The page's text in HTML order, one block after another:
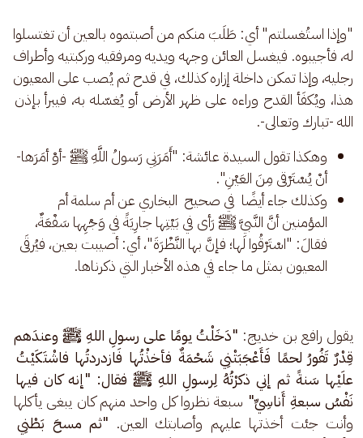
"وإذا استُغسلتم" أي: طَلَبَ منكم من أصبتموه بالعين أن تغتسلوا
له، فأجيبوه. فيغسل العائن وجهه ويديه ومرفقيه وركبتيه وأطراف
رجليه، وإذا تمكن داخلة إزاره كذلك، في قدح ثم يُصب على المعيون
هذا، ويُكفَأ القدح وراءه على ظهر الأرض أو يُغسّله به، فيبرأ بإذن
الله -تبارك وتعالى-.
وهكذا تقول السيدة عائشة: "أَمَرَنِي رَسولُ اللَّهِ ﷺ -أوْ أمَرَها-
أنْ يُسْتَرْقى مِنَ العَيْنِ".
وكذلك جاء أيضًا في صحيح البخاري عن أم سلمة أم
المؤمنين أنَّ النَّبيَّ ﷺ رَأى في بَيْتِها جارِيَةً في وَجْهِها سَفْعَةٌ،
فقالَ: "اسْتَرْقُوا لَها؛ فإنَّ بها النَّظْرَةَ"، أي: أصيبت بعين، فيُرقَى
المعيون بمثل ما جاء في هذه الأخبار التي ذكرناها.
يقول رافع بن خديج: "دَخَلْتُ يومًا على رسولِ اللهِ ﷺ وعندَهم
قِدْرٌ تَفُورُ لحمًا فَأَعْجَبَتْنِي شَحْمَةٌ فأخذْتُها فَازدردتُها فاشْتَكَيْتُ
علَيْها سَنةً ثم إني ذكرْتُهُ لِرسولِ اللهِ ﷺ فقال: "إنه كان فيها
نَفْسُ سبعةِ أَناسِيِّ" سبعة نظروا كل واحد منهم كان يبغى يأكلها
وأنت جئت أخذتها عليهم وأصابتك العين. "ثم مسحَ بَطْنِي